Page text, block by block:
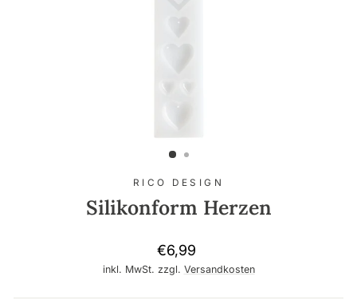
RICO DESIGN
Silikonform Herzen
Normaler
Preis
€6,99
inkl. MwSt. zzgl. Versandkosten